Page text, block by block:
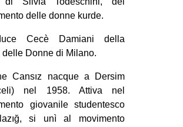
DIRITTO ALL’ABITARE
GENERI
MIGRAZIONI
PRECARIATO
REPRESSIONE
STUDENTI
delle donne kurde.
Cecè Damiani della
delle Donne di Milano.
Cansız nacque a Dersim
nel 1958. Attiva nel
giovanile studentesco
si unì al movimento